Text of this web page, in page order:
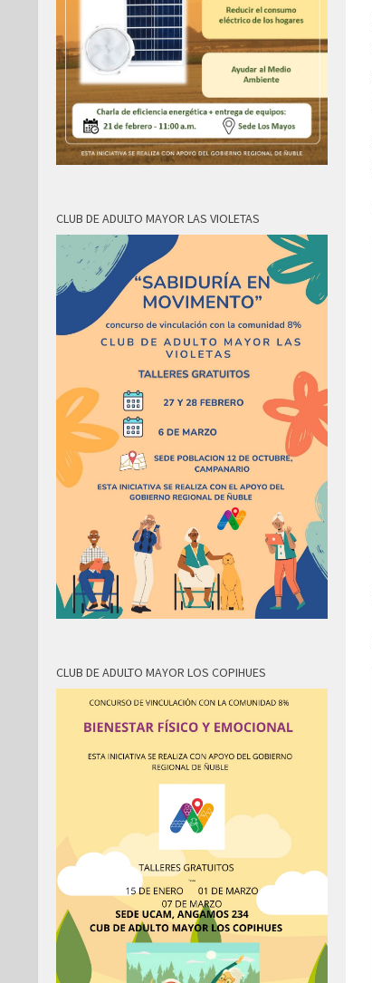
CLUB DE ADULTO MAYOR LAS VIOLETAS
CLUB DE ADULTO MAYOR LOS COPIHUES